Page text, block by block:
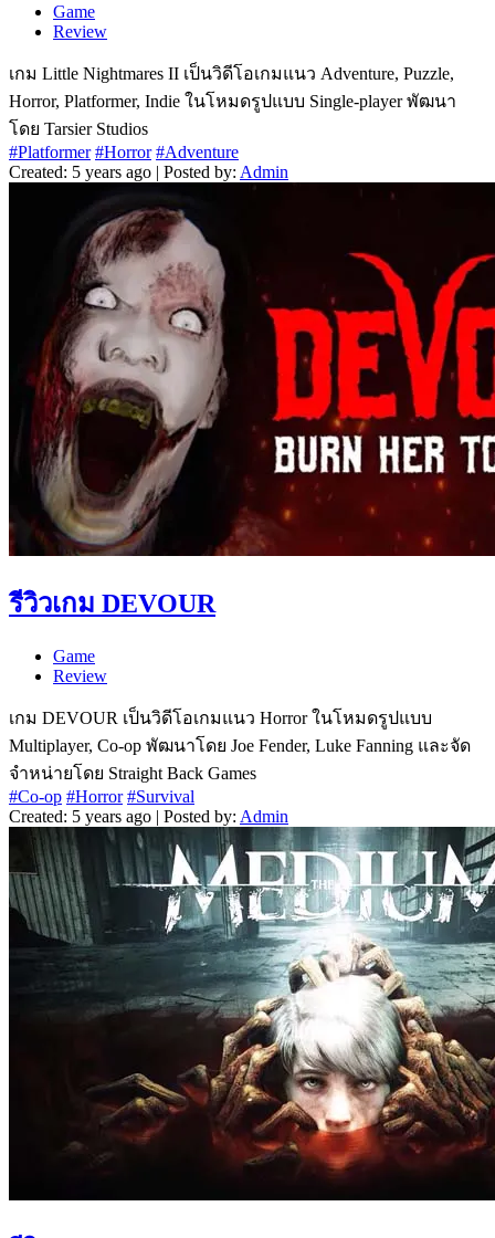
Game
Review
เกม Little Nightmares II เป็นวิดีโอเกมแนว Adventure, Puzzle,
Horror, Platformer, Indie ในโหมดรูปแบบ Single-player พัฒนา
โดย Tarsier Studios
#Platformer #Horror #Adventure
Created: 5 years ago | Posted by: Admin
รีวิวเกม DEVOUR
Game
Review
เกม DEVOUR เป็นวิดีโอเกมแนว Horror ในโหมดรูปแบบ
Multiplayer, Co-op พัฒนาโดย Joe Fender, Luke Fanning และจัด
จำหน่ายโดย Straight Back Games
#Co-op #Horror #Survival
Created: 5 years ago | Posted by: Admin